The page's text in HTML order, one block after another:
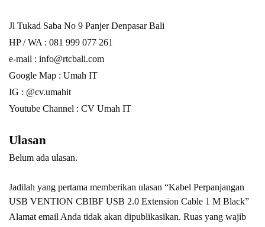
Jl Tukad Saba No 9 Panjer Denpasar Bali
HP / WA : 081 999 077 261
e-mail : info@rtcbali.com
Google Map : Umah IT
IG : @cv.umahit
Youtube Channel : CV Umah IT
Ulasan
Belum ada ulasan.
Jadilah yang pertama memberikan ulasan “Kabel Perpanjangan
USB VENTION CBIBF USB 2.0 Extension Cable 1 M Black”
Alamat email Anda tidak akan dipublikasikan. Ruas yang wajib